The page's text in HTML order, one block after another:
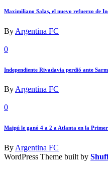
Maximiliano Salas, el nuevo refuerzo de
By Argentina FC
0
Independiente Rivadavia perdió ante
ByArgentina FC
0
Maipú le ganó 4 a 2 a Atlanta en la
ByArgentina FC
WordPress Theme built by